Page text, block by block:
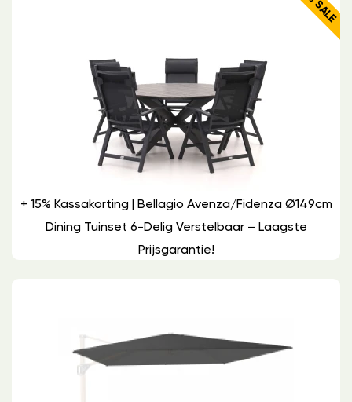
+ 15% Kassakorting | Bellagio Avenza/Fidenza Ø149cm
Dining Tuinset 6-Delig Verstelbaar – Laagste
Prijsgarantie!